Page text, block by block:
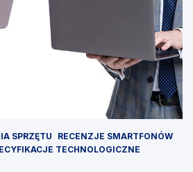
SPRZĘTU
RECENZJE SMARTFONÓW
TECHNOLOGICZNE